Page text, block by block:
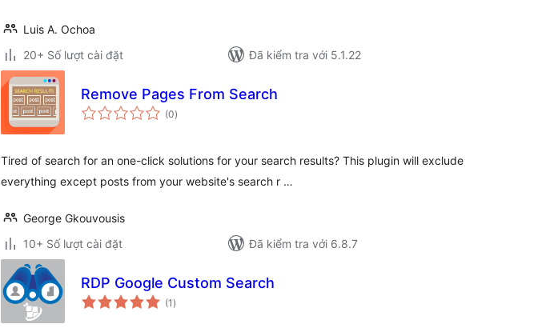
Luis A. Ochoa
20+ Số lượt cài đặt
Đã kiểm tra với 5.1.22
Remove Pages From Search
(0tổng
đánh
)
Tired of search for an one-click solutions for your search results? This plugin will exclude
everything except posts from your website's search r …
George Gkouvousis
10+ Số lượt cài đặt
Đã kiểm tra với 6.8.7
RDP Google Custom Search
(1 tổng
đánh
)